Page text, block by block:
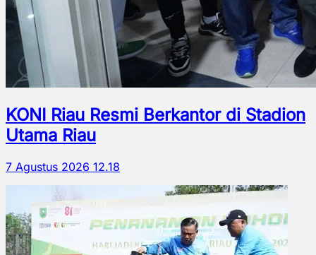
KONI Riau Resmi Berkantor di Stadion
Utama Riau
7 Agustus 2026 12.18